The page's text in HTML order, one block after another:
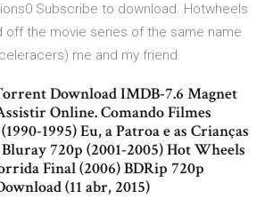
Subscribe to download. Hotwheels
off the movie series of the same name
me and my friend
Download IMDB-7.6 Magnet
Online. Comando Filmes
1995) Eu, a Patroa e as Crianças
Bluray 720p (2001-2005) Hot Wheels
Final (2006) BDRip 720p
(11 abr, 2015)